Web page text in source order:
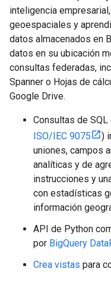
inteligencia
geoespaciales y
datos almacenados en
datos en su ubicación
consultas federadas,
Spanner o Hojas de
Google Drive.
Consultas de SQL
ISO/IEC 9075
)
uniones, campos
analíticas y de
instrucciones y
con estadísticas
información
API de Python
por BigQuery
Crea vistas para